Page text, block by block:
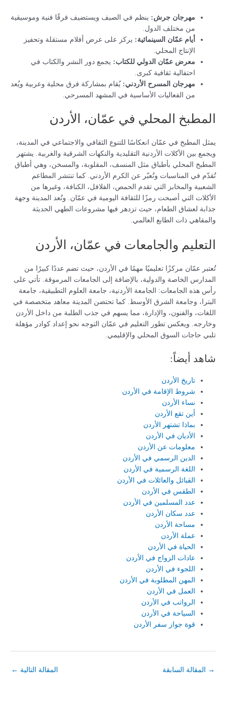
مهرجان جرش: ينظم في الصيف ويستضيف فرقًا فنية وموسيقية
من مختلف الدول.
أيام عمّان السينمائية: يركز على عرض أفلام مستقلة وتحفيز
الإنتاج المحلي.
معرض عمّان الدولي للكتاب: يجمع دور النشر والكتاب في
احتفالية ثقافية كبرى.
مهرجان المسرح الأردني: يُقام بمشاركة فرق محلية وعربية ويُعد
من الفعاليات الأساسية في المشهد المسرحي.
المطبخ المحلي في عمّان، الأردن
يمثل المطبخ في عمّان انعكاسًا للتنوع الثقافي والاجتماعي في المدينة،
ويجمع بين الأكلات الأردنية التقليدية والنكهات الشرقية والغربية. يشتهر
المطبخ المحلي بأطباق مثل المنسف، المقلوبة، والمسخن، وهي أطباق
تُقدّم في المناسبات وتُعبّر عن الكرم الأردني. كما تنتشر المطاعم
الشعبية والمخابز التي تقدم الحمص، الفلافل، الكنافة، وغيرها من
الأكلات التي أصبحت رمزًا للثقافة اليومية في عمّان. وتُعد المدينة وجهة
جذابة لعشاق الطعام، حيث تزدهر فيها مشروعات الطهي الحديثة
والمقاهي ذات الطابع العالمي.
التعليم والجامعات في عمّان، الأردن
تُعتبر عمّان مركزًا تعليميًا مهمًا في الأردن، حيث تضم عددًا كبيرًا من
المدارس الخاصة والدولية، بالإضافة إلى الجامعات المرموقة. تأتي على
رأس هذه الجامعات: الجامعة الأردنية، جامعة العلوم التطبيقية، جامعة
البترا، وجامعة الشرق الأوسط. كما تحتضن المدينة معاهد متخصصة في
اللغات، والفنون، والإدارة، مما يسهم في جذب الطلبة من داخل الأردن
وخارجه. ويعكس تطور التعليم في عمّان التوجه نحو إعداد كوادر مؤهلة
تلبي حاجات السوق المحلي والإقليمي.
شاهد أيضاً:
تاريخ الأردن
شروط الإقامة في الأردن
نساء الأردن
أين تقع الأردن
بماذا تشتهر الأردن
الأديان في الأردن
معلومات عن الأردن
الدين الرسمي في الأردن
اللغة الرسمية في الأردن
القبائل والعائلات في الأردن
الطقس في الأردن
عدد المسلمين في الأردن
عدد سكان الأردن
مساحة الأردن
عملة الأردن
الحياة في الأردن
عادات الزواج في الأردن
اللجوء في الأردن
المهن المطلوبة في الأردن
العمل في الأردن
الرواتب في الأردن
السياحة في الأردن
قوة جواز سفر الأردن
→ المقالة السابقة المقالة التالية ←